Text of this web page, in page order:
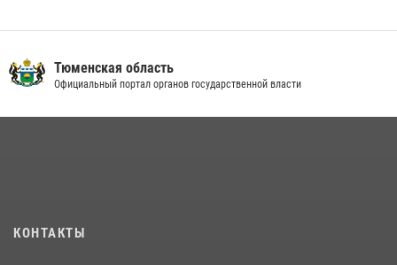
10 июля 2026, 11:46 7
Тюменская область
Официальный портал органов государственной власти
КОНТАКТЫ